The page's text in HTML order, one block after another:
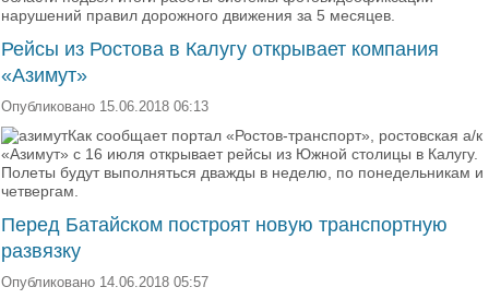
нарушений правил дорожного движения за 5 месяцев.
Рейсы из Ростова в Калугу открывает компания
«Азимут»
Опубликовано 15.06.2018 06:13
Как сообщает портал «Ростов-транспорт», ростовская а/к
«Азимут» с 16 июля открывает рейсы из Южной столицы в Калугу.
Полеты будут выполняться дважды в неделю, по понедельникам и
четвергам.
Перед Батайском построят новую транспортную
развязку
Опубликовано 14.06.2018 05:57